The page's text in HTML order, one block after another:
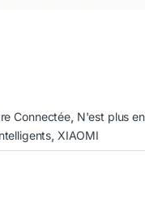
Connectée, N'est plus
, XIAOMI